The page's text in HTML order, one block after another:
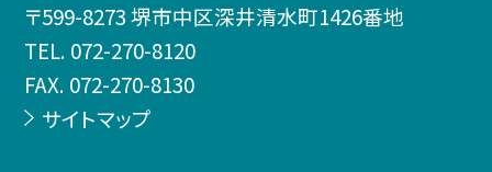
〒599-8273 堺市中区深井清水町1426番地
TEL. 072-270-8120
FAX. 072-270-8130
サイトマップ